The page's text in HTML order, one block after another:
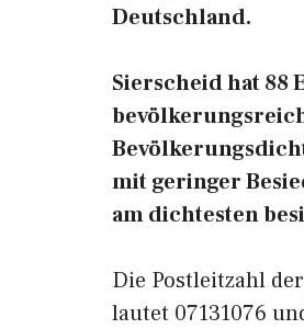
Deutschland.
Sierscheid hat 88
mit geringer
am dichtesten
Die Postleitzahl
lautet 07131076